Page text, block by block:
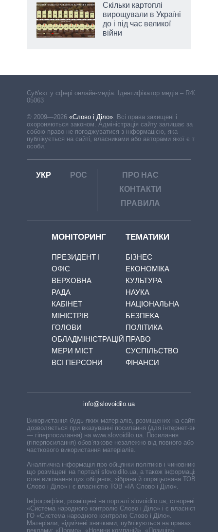
Скільки картоплі
вирощували в Україні
до і під час великої
війни
Cуб'єкт у сфері онлайн-медіа. Ідентифікатор медіа – R40-
05063
© 2009—2026 «Слово і Діло» Всі права захищені і
охороняються законом. Адміністрація сайту залишає за
собою право не погоджуватися з інформацією, яка
публікується на сайті, власниками або авторами якої є треті
особи.
УКР РОС
ПРО НАС
КОНТАКТИ
ПРАВИЛА
МОНІТОРИНГ
ПРЕЗИДЕНТ І
ОФІС
ВЕРХОВНА
РАДА
КАБІНЕТ
МІНІСТРІВ
ГОЛОВИ
ОБЛАДМІНІСТРАЦІЙ
МЕРИ МІСТ
ВСІ ПЕРСОНИ
ТЕМАТИКИ
БІЗНЕС
ЕКОНОМІКА
КУЛЬТУРА
НАУКА
НАЦІОНАЛЬНА
БЕЗПЕКА
ПОЛІТИКА
ПРАВО
СУСПІЛЬСТВО
ФІНАНСИ
info@slovoidilo.ua
Використання будь-яких матеріалів, розміщених на сайті,
дозволяється при вказуванні посилання (для інтернет-видань
— гіперпосилання) на www.slovoidilo.ua. Посилання
(гіперпосилання) обов’язкове незалежно від повного або
часткового використання матеріалів.
Аналітична інформація про обіцянки політиків і чиновників,
що розміщені на порталі slovoidilo.ua, а також інформація про
стан виконання цих обіцянок, зібрана й опрацьована ТОВ «ІА
Слово і Діло» і є власністю ТОВ «ІА Слово і Діло».
Інфографіки, розміщені на порталі slovoidilo.ua, створені ГО
«Система народного контролю Слово і Діло» і є власністю
ГО «Система народного контролю Слово і Діло».
Матеріали, відмічені значками, публікуються на правах
реклами: «Промо», «Новини компаній», «Позиція»,